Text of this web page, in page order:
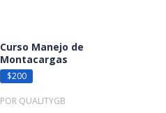
Curso Manejo de
Montacargas
$200
POR QUALITYGB